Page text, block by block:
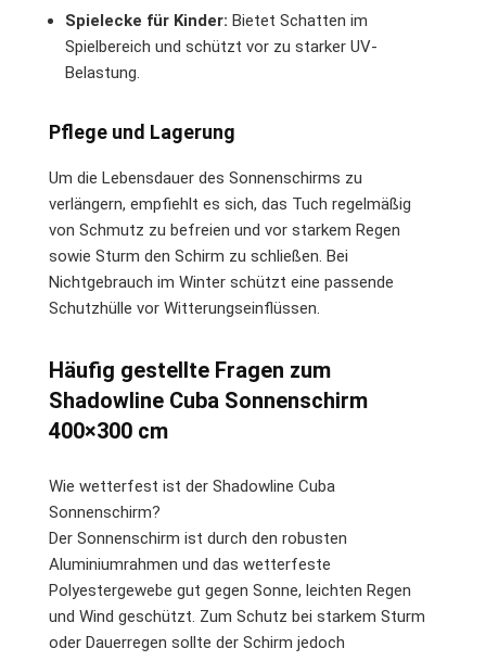
Spielecke für Kinder: Bietet Schatten im
Spielbereich und schützt vor zu starker UV-
Belastung.
Pflege und Lagerung
Um die Lebensdauer des Sonnenschirms zu
verlängern, empfiehlt es sich, das Tuch regelmäßig
von Schmutz zu befreien und vor starkem Regen
sowie Sturm den Schirm zu schließen. Bei
Nichtgebrauch im Winter schützt eine passende
Schutzhülle vor Witterungseinflüssen.
Häufig gestellte Fragen zum
Shadowline Cuba Sonnenschirm
400×300 cm
Wie wetterfest ist der Shadowline Cuba
Sonnenschirm?
Der Sonnenschirm ist durch den robusten
Aluminiumrahmen und das wetterfeste
Polyestergewebe gut gegen Sonne, leichten Regen
und Wind geschützt. Zum Schutz bei starkem Sturm
oder Dauerregen sollte der Schirm jedoch